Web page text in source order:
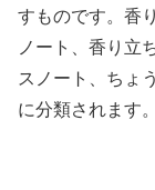
すものです。香
ノート、香り立
スノート、ちょ
に分類されます。